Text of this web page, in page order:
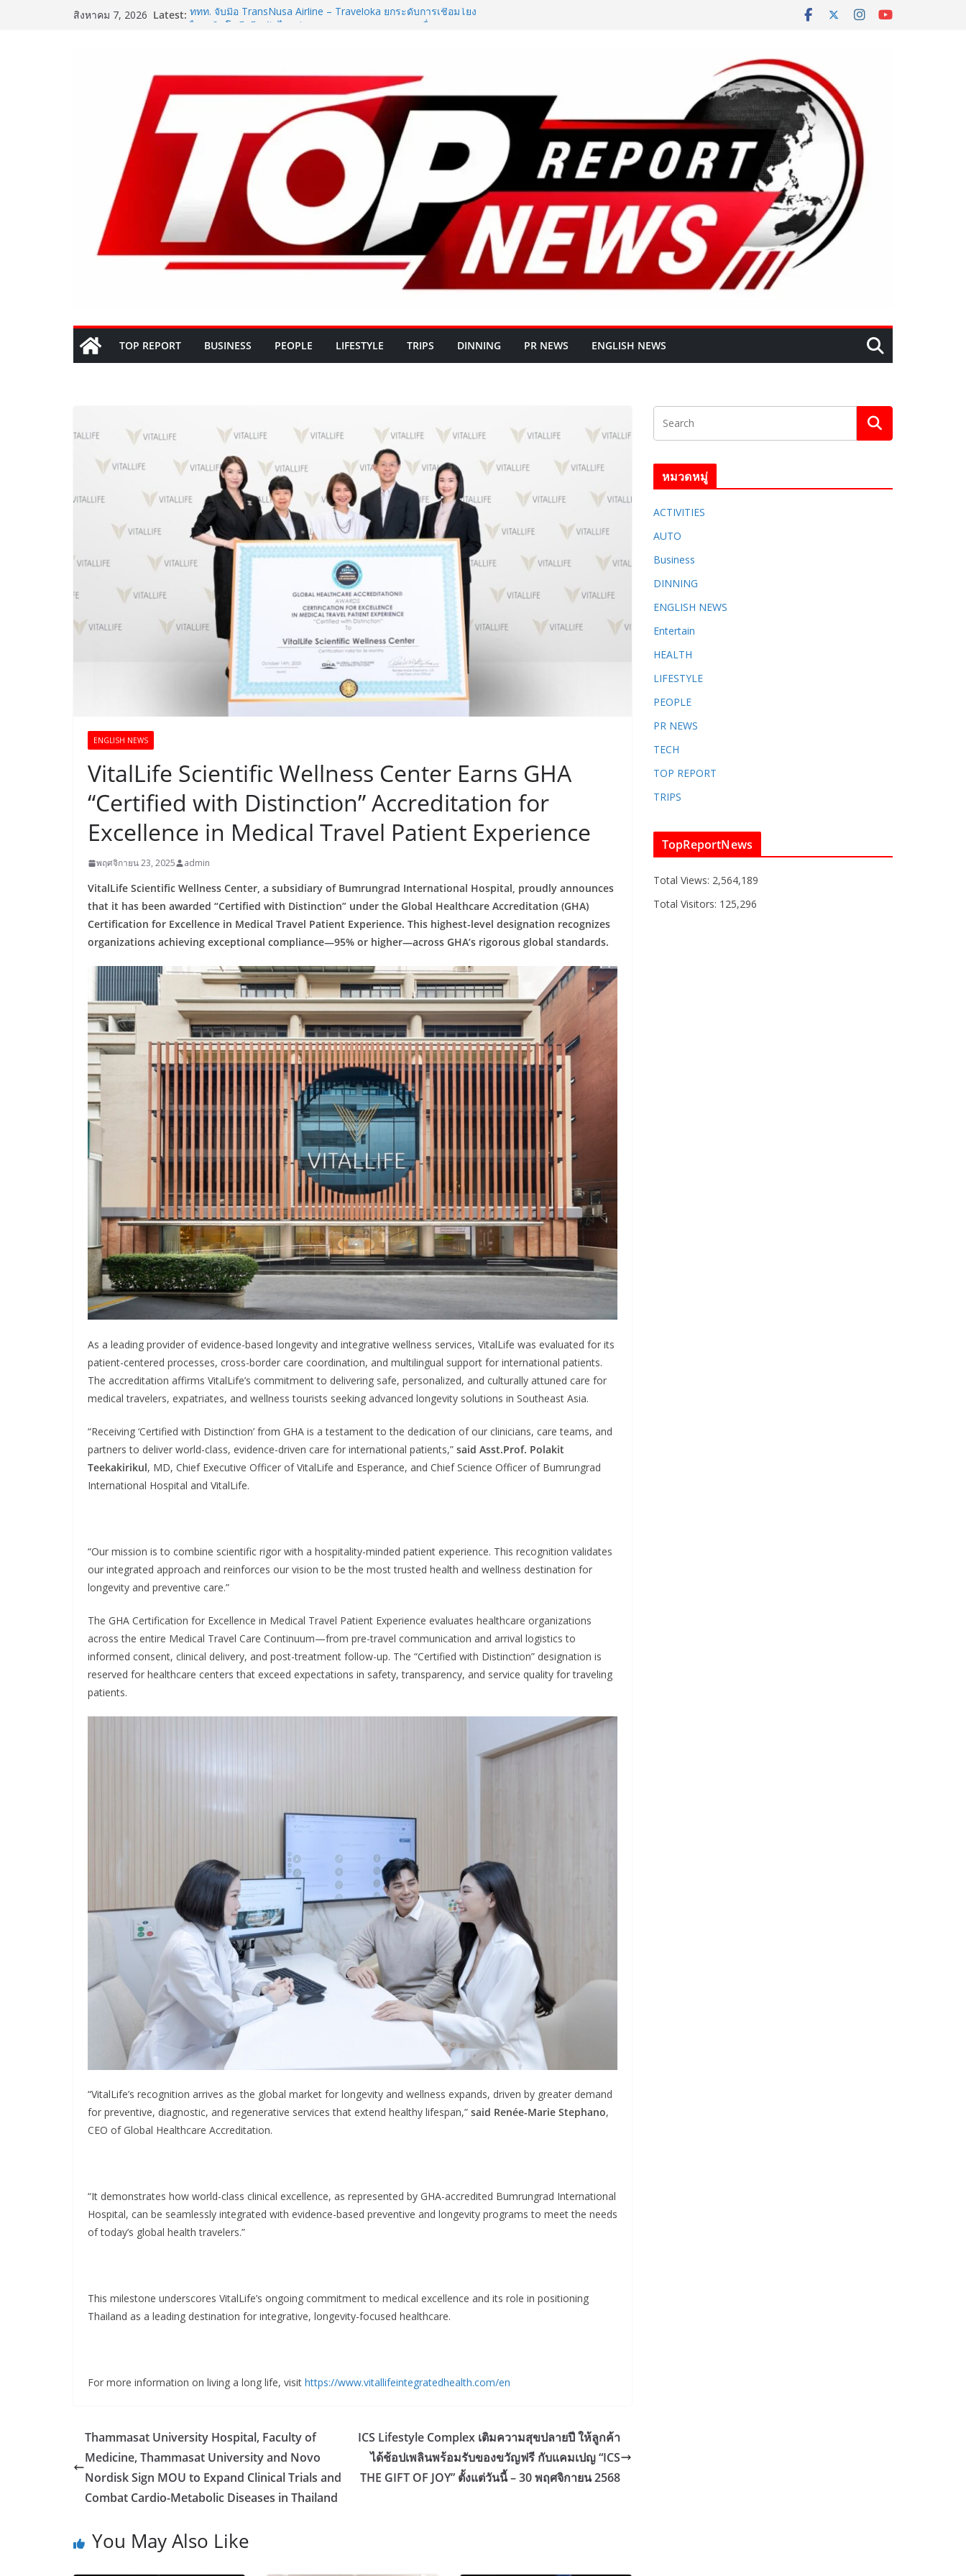
สิงหาคม 7, 2026 Latest: ททท. จับมือ TransNusa Airline – Traveloka ยกระดับการเชื่อมโยง
Team Thailand รุกตลาดอินเดียใต้–ศรีลังกา มุ่งยกระดับไทยสู่ Top
of Mind Destination พร้อมเร่งกระตุ้นการเดินทางของนักท่องเที่ยว
เปิดตัวเทคโนโลยีเพื่อเด็ก LD ในงาน NCPD 2026 “ทองก้อนใหญ่”
ชูนวัตกรรมช่วยงานแพทย์และนักฟื้นฟู
SME D Bank ผนึกกำลัง สถาบันอาหาร เปิดตัว “FOODNext SME
D Navigator” ชูยุทธศาสตร์ “แหล่งทุนคู่องค์ความรู้” ติดปีก SME
อาหารไทยแข่งขันได้ในเวทีโลก
One Bangkok เติมสีสันแห่งการใช้ชีวิตรับฤดูกาลใหม่ ผ่าน
แคมเปญ “One Bangkok Palette of the New Season” เปิด
ประสบการณ์การใช้ชีวิตที่ครบครัน พร้อมสิทธิพิเศษรวมมูลค่ากว่า
8.9 ล้านบาท
TOP REPORT BUSINESS PEOPLE LIFESTYLE TRIPS DINNING PR NEWS ENGLISH​ NEWS
ENGLISH​ NEWS
VitalLife Scientific Wellness Center Earns GHA
“Certified with Distinction” Accreditation for
Excellence in Medical Travel Patient Experience
พฤศจิกายน 23, 2025 admin
VitalLife Scientific Wellness Center, a subsidiary of Bumrungrad International Hospital, proudly announces
that it has been awarded “Certified with Distinction” under the Global Healthcare Accreditation (GHA)
Certification for Excellence in Medical Travel Patient Experience. This highest-level designation recognizes
organizations achieving exceptional compliance—95% or higher—across GHA’s rigorous global standards.
As a leading provider of evidence-based longevity and integrative wellness services, VitalLife was evaluated for its
patient-centered processes, cross-border care coordination, and multilingual support for international patients.
The accreditation affirms VitalLife’s commitment to delivering safe, personalized, and culturally attuned care for
medical travelers, expatriates, and wellness tourists seeking advanced longevity solutions in Southeast Asia.
“Receiving ‘Certified with Distinction’ from GHA is a testament to the dedication of our clinicians, care teams, and
partners to deliver world-class, evidence-driven care for international patients,” said Asst.Prof. Polakit
Teekakirikul, MD, Chief Executive Officer of VitalLife and Esperance, and Chief Science Officer of Bumrungrad
International Hospital and VitalLife.
“Our mission is to combine scientific rigor with a hospitality-minded patient experience. This recognition validates
our integrated approach and reinforces our vision to be the most trusted health and wellness destination for
longevity and preventive care.”
The GHA Certification for Excellence in Medical Travel Patient Experience evaluates healthcare organizations
across the entire Medical Travel Care Continuum—from pre-travel communication and arrival logistics to
informed consent, clinical delivery, and post-treatment follow-up. The “Certified with Distinction” designation is
reserved for healthcare centers that exceed expectations in safety, transparency, and service quality for traveling
patients.
“VitalLife’s recognition arrives as the global market for longevity and wellness expands, driven by greater demand
for preventive, diagnostic, and regenerative services that extend healthy lifespan,” said Renée-Marie Stephano,
CEO of Global Healthcare Accreditation.
“It demonstrates how world-class clinical excellence, as represented by GHA-accredited Bumrungrad International
Hospital, can be seamlessly integrated with evidence-based preventive and longevity programs to meet the needs
of today’s global health travelers.”
This milestone underscores VitalLife’s ongoing commitment to medical excellence and its role in positioning
Thailand as a leading destination for integrative, longevity-focused healthcare.
For more information on living a long life, visit https://www.vitallifeintegratedhealth.com/en
Thammasat University Hospital, Faculty of
Medicine, Thammasat University and Novo
Nordisk Sign MOU to Expand Clinical Trials and
Combat Cardio-Metabolic Diseases in Thailand
ICS Lifestyle Complex เติมความสุขปลายปี ให้ลูกค้า
ได้ช้อปเพลินพร้อมรับของขวัญฟรี กับแคมเปญ “ICS
THE GIFT OF JOY” ตั้งแต่วันนี้ – 30 พฤศจิกายน 2568
You May Also Like
หมวดหมู่
ACTIVITIES
AUTO
Business
DINNING
ENGLISH​ NEWS
Entertain
HEALTH
LIFESTYLE
PEOPLE
PR NEWS
TECH
TOP REPORT
TRIPS
TopReportNews
Total Views: 2,564,189
Total Visitors: 125,296